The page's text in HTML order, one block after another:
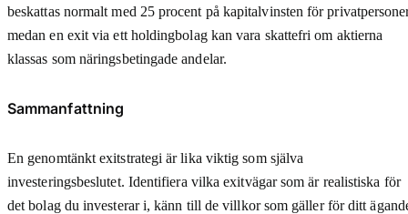
beskattas normalt med 25 procent på kapitalvinsten för
medan en exit via ett holdingbolag kan vara skattefri om aktierna
klassas som näringsbetingade andelar.
Sammanfattning
En genomtänkt exitstrategi är lika viktig som själva
investeringsbeslutet. Identifiera vilka exitvägar som är realistiska för
det bolag du investerar i, känn till de villkor som gäller för ditt